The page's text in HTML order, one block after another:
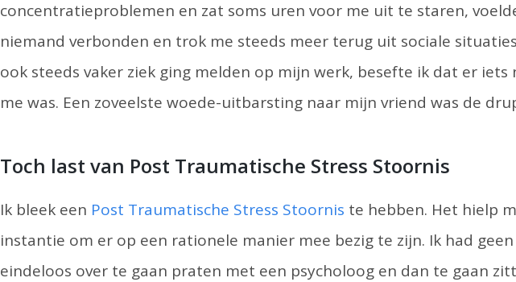
concentratieproblemen en zat soms uren voor me uit te staren,
niemand verbonden en trok me steeds meer terug uit sociale
ook steeds vaker ziek ging melden op mijn werk, besefte ik dat er iets
me was. Een zoveelste woede-uitbarsting naar mijn vriend was de
Toch last van Post Traumatische Stress Stoornis
Ik bleek een Post Traumatische Stress Stoornis te hebben. Het hielp
instantie om er op een rationele manier mee bezig te zijn. Ik had
eindeloos over te gaan praten met een psycholoog en dan te gaan